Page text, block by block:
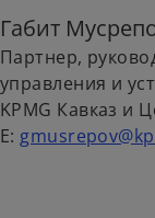
Габит
Партнер,
управления и
KPMG Кавказ и
E: